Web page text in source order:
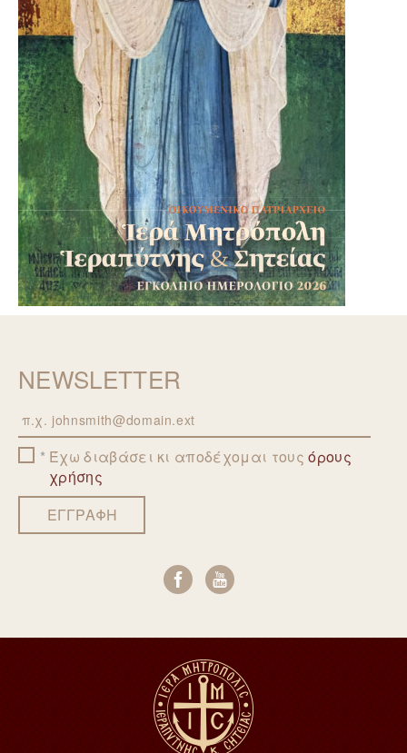
NEWSLETTER
EmailΈχω διαβάσει κι αποδέχομαι τουςόρους
χρήσης
ΕΓΓΡΑΦΗ